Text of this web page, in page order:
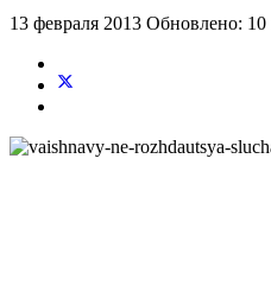
13 февраля 2013 Обновлено: 10